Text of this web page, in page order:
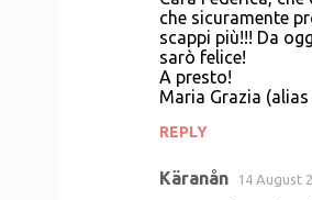
che sicuramente
scappi più!!! Da
sarò felice!
A presto!
Maria Grazia
REPLY
Käranån 14 August